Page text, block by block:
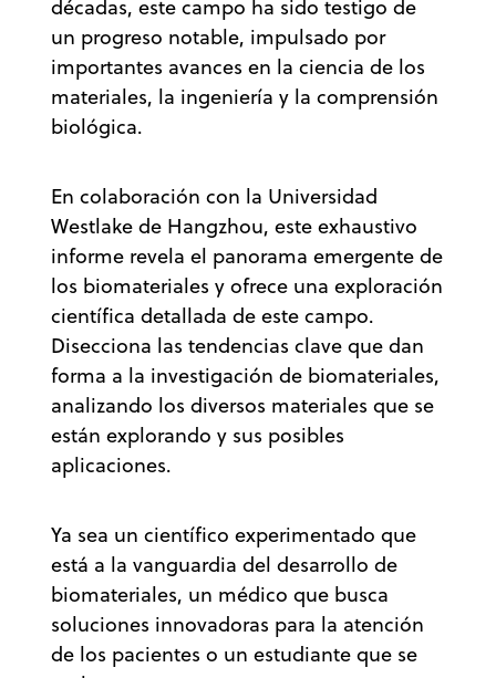
décadas, este campo ha sido testigo de
un progreso notable, impulsado por
importantes avances en la ciencia de los
materiales, la ingeniería y la comprensión
biológica.
En colaboración con la Universidad
Westlake de Hangzhou, este exhaustivo
informe revela el panorama emergente de
los biomateriales y ofrece una exploración
científica detallada de este campo.
Disecciona las tendencias clave que dan
forma a la investigación de biomateriales,
analizando los diversos materiales que se
están explorando y sus posibles
aplicaciones.
Ya sea un científico experimentado que
está a la vanguardia del desarrollo de
biomateriales, un médico que busca
soluciones innovadoras para la atención
de los pacientes o un estudiante que se